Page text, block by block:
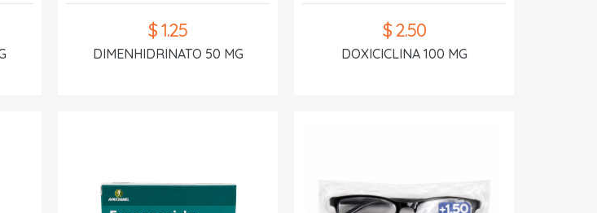
$ 1.25
DIMENHIDRINATO 50 MG
$ 2.50
DOXICICLINA 100 MG